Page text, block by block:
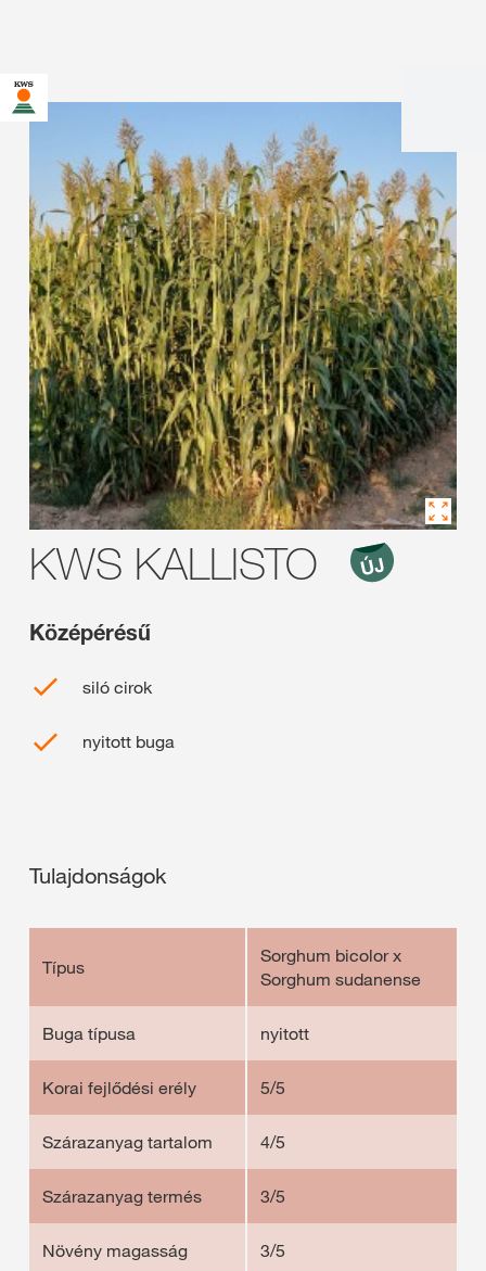
KWS KALLISTO
Középérésű
siló cirok
nyitott buga
Tulajdonságok
Típus
Sorghum bicolor x
Sorghum sudanense
Buga típusa nyitott
Korai fejlődési erély 5/5
Szárazanyag tartalom 4/5
Szárazanyag termés 3/5
Növény magasság 3/5